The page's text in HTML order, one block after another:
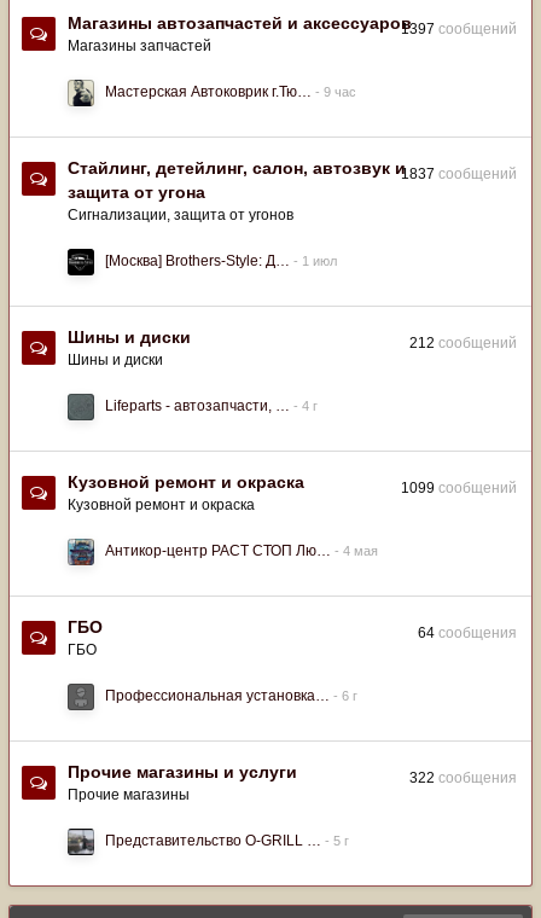
Магазины автозапчастей и аксессуаров
Магазины запчастей
1397 сообщений
Мастерская Автоковрик г.Тю…
Стайлинг, детейлинг, салон, автозвук и
защита от угона
Сигнализации, защита от угонов
1837 сообщений
[Москва] Brothers-Style: Д…
Шины и диски
Шины и диски
212 сообщений
Lifeparts - автозапчасти, …
Кузовной ремонт и окраска
Кузовной ремонт и окраска
1099 сообщений
Антикор-центр РАСТ СТОП Лю…
ГБО
ГБО
64 сообщения
Профессиональная установка…
Прочие магазины и услуги
Прочие магазины
322 сообщения
Представительство O-GRILL …